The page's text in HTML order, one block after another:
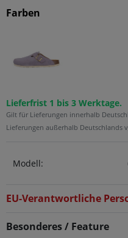
Farben
Lieferfrist 1 bis 3 Werktage.
Gilt für Lieferungen innerhalb
Lieferungen außerhalb Deutschlands
Modell:
EU-Verantwortliche
Besonderes / Feature